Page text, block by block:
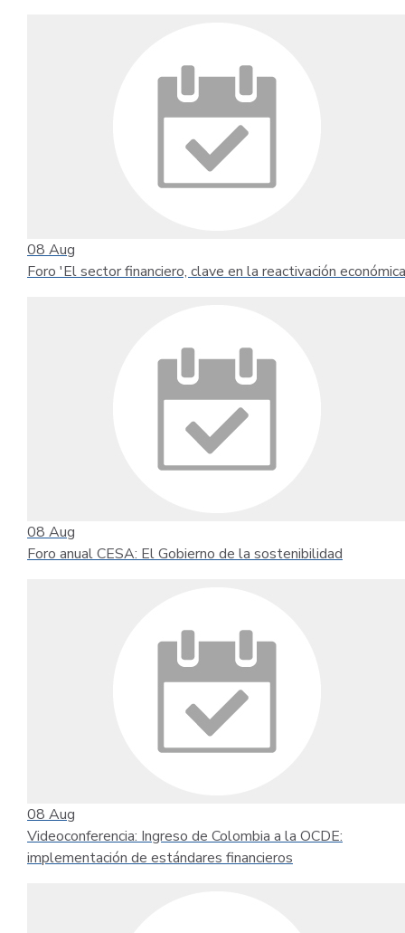
08 Aug
Foro 'El sector financiero, clave en la reactivación
08 Aug
Foro anual CESA: El Gobierno de la sostenibilidad
08 Aug
Videoconferencia: Ingreso de Colombia a la OCDE:
implementación de estándares financieros